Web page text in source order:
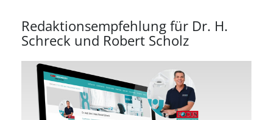
Redaktionsempfehlung für Dr. H.
Schreck und Robert Scholz